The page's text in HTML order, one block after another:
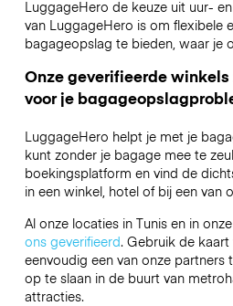
LuggageHero de keuze uit uur-
van LuggageHero is om flexibele
bagageopslag te bieden, waar je
Onze geverifieerde
voor je
LuggageHero helpt je met je
kunt zonder je bagage mee te
boekingsplatform en vind de
in een winkel, hotel of bij een van
Al onze locaties in Tunis en in
ons geverifieerd. Gebruik de
eenvoudig een van onze partners
op te slaan in de buurt van
attracties.